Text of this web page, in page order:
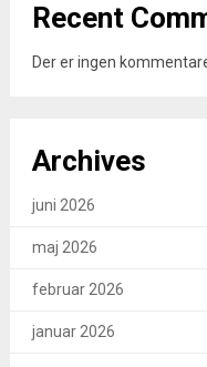
Recent
Der er ingen
Archives
juni 2026
maj 2026
februar 2026
januar 2026